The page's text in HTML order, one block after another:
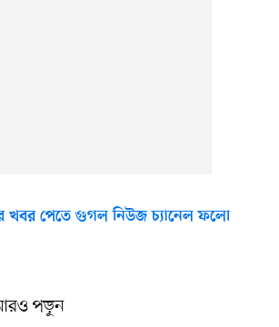
খবর পেতে গুগল নিউজ চ্যানেল ফলো
পড়ুন